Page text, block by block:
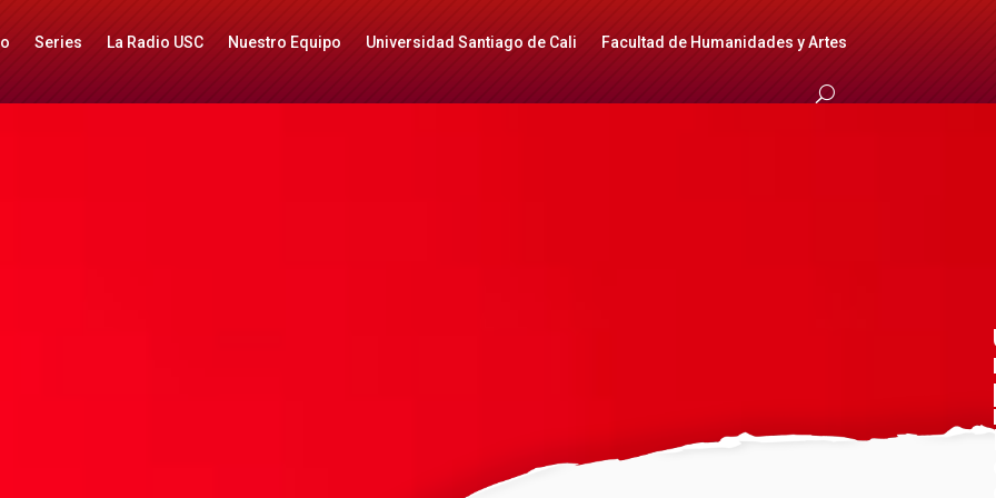
Series La Radio USC Nuestro Equipo Universidad Santiago de Cali Facultad de Humanidades y Artes